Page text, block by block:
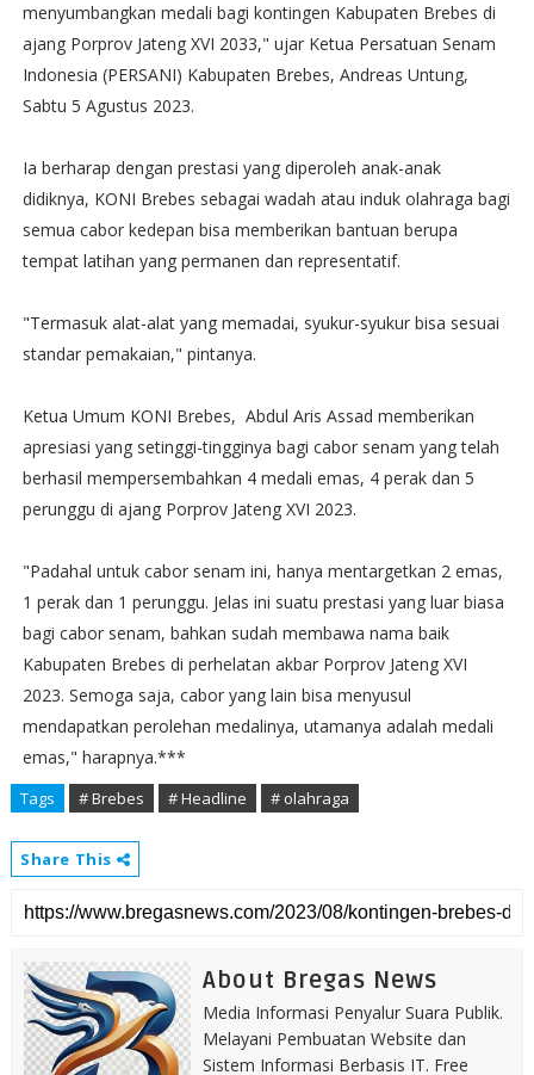
menyumbangkan medali bagi kontingen Kabupaten Brebes di
ajang Porprov Jateng XVI 2033," ujar Ketua Persatuan Senam
Indonesia (PERSANI) Kabupaten Brebes, Andreas Untung,
Sabtu 5 Agustus 2023.
Ia berharap dengan prestasi yang diperoleh anak-anak
didiknya, KONI Brebes sebagai wadah atau induk olahraga bagi
semua cabor kedepan bisa memberikan bantuan berupa
tempat latihan yang permanen dan representatif.
"Termasuk alat-alat yang memadai, syukur-syukur bisa sesuai
standar pemakaian," pintanya.
Ketua Umum KONI Brebes, Abdul Aris Assad memberikan
apresiasi yang setinggi-tingginya bagi cabor senam yang telah
berhasil mempersembahkan 4 medali emas, 4 perak dan 5
perunggu di ajang Porprov Jateng XVI 2023.
"Padahal untuk cabor senam ini, hanya mentargetkan 2 emas,
1 perak dan 1 perunggu. Jelas ini suatu prestasi yang luar biasa
bagi cabor senam, bahkan sudah membawa nama baik
Kabupaten Brebes di perhelatan akbar Porprov Jateng XVI
2023. Semoga saja, cabor yang lain bisa menyusul
mendapatkan perolehan medalinya, utamanya adalah medali
emas," harapnya.***
Tags # Brebes # Headline # olahraga
Share This
About Bregas News
Media Informasi Penyalur Suara Publik.
Melayani Pembuatan Website dan
Sistem Informasi Berbasis IT. Free